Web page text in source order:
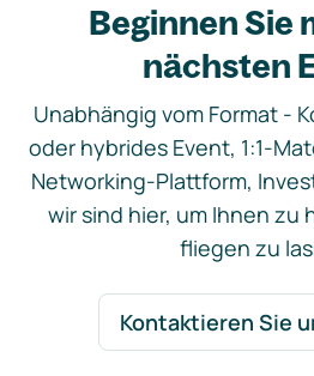
Beginnen Sie
nächsten
Unabhängig vom Format -
oder hybrides Event, 1:1-
Networking-Plattform,
wir sind hier, um Ihnen zu
fliegen zu
Kontaktieren Sie